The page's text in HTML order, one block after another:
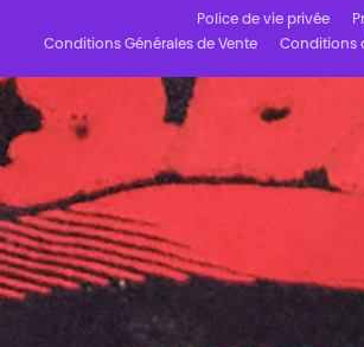
Police de vie privée
Conditions Générales de Vente
Conditions